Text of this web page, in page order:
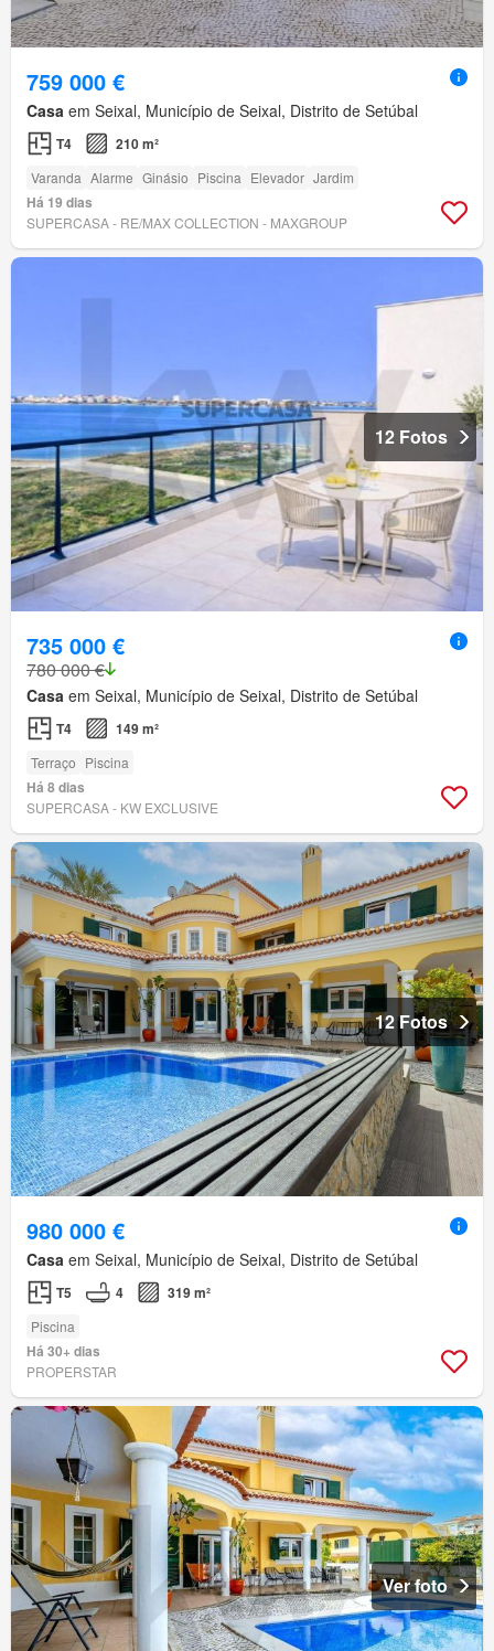
759 000 €
Casa em Seixal, Município de Seixal, Distrito de Setúbal
T4 210 m²
Varanda Alarme Ginásio Piscina Elevador Jardim
Há 19 dias
SUPERCASA - RE/MAX COLLECTION - MAXGROUP
12 Fotos
735 000 €
780 000 €
Casa em Seixal, Município de Seixal, Distrito de Setúbal
T4 149 m²
Terraço Piscina
Há 8 dias
SUPERCASA - KW EXCLUSIVE
12 Fotos
980 000 €
Casa em Seixal, Município de Seixal, Distrito de Setúbal
T5 4 319 m²
Piscina
Há 30+ dias
PROPERSTAR
Ver foto